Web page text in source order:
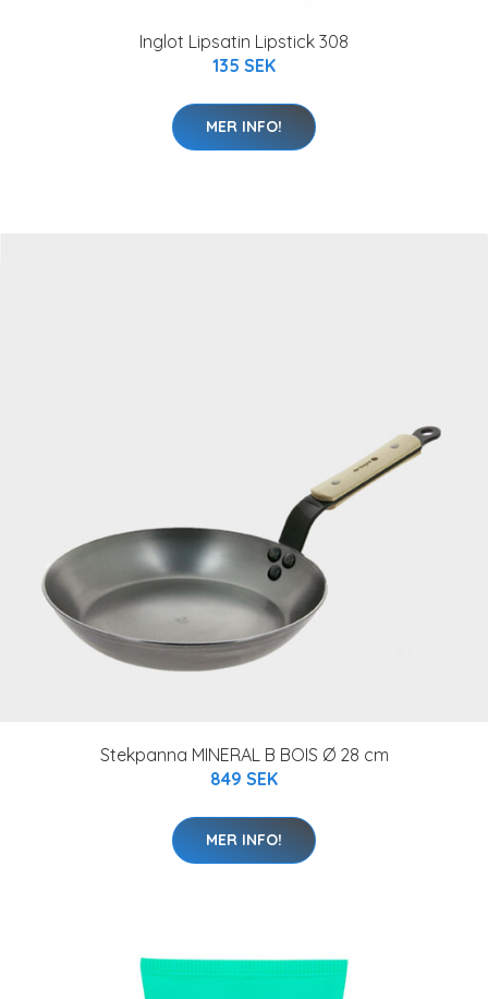
Inglot Lipsatin Lipstick 308
135 SEK
MER INFO!
Stekpanna MINERAL B BOIS Ø 28 cm
849 SEK
MER INFO!